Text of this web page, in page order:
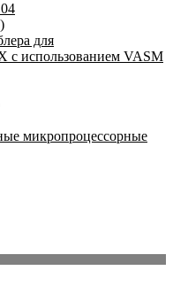
для
с использованием VASM
микропроцессорные